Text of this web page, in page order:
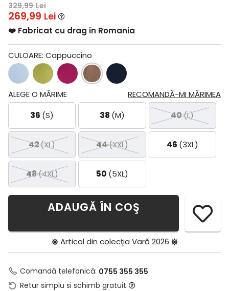
329,99 Lei
269,99 Lei
❤️ Fabricat cu drag in Romania
CULOARE: Cappuccino
RECOMANDĂ-MI MĂRIMEA
ALEGE O MĂRIME
36 (S) 38 (M) 40(L)
42(XL) 44(XXL) 46 (3XL)
48(4XL) 50 (5XL)
ADAUGĂ ÎN COŞ
Articol din colecţia Vară 2026
Comandă telefonică: 0755 355 355
Retur simplu si schimb gratuit